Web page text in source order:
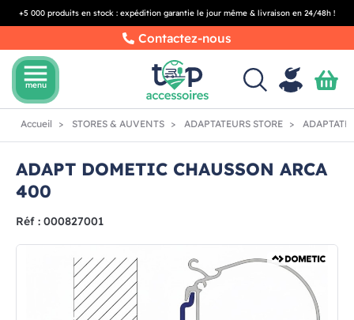
+5 000 produits en stock : expédition garantie le jour même & livraison en 24/48h !
Contactez-nous
menu
menu
Accueil STORES & AUVENTS ADAPTATEURS STORE
ADAPT DOMETIC CHAUSSON ARCA
400
Réf : 000827001